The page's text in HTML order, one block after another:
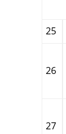
25
26
27